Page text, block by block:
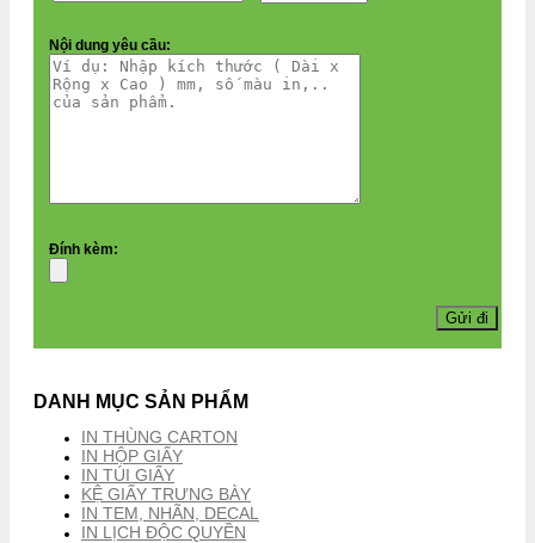
Nội dung yêu cầu:
Đính kèm:
DANH MỤC SẢN PHẨM
IN THÙNG CARTON
IN HỘP GIẤY
IN TÚI GIẤY
KỆ GIẤY TRƯNG BÀY
IN TEM, NHÃN, DECAL
IN LỊCH ĐỘC QUYỀN